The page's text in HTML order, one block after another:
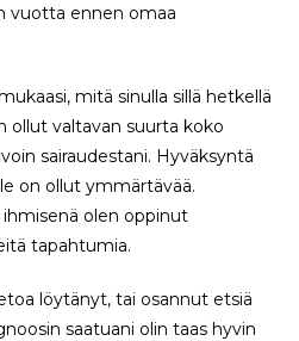
vuotta ennen omaa
mitä sinulla sillä hetkellä
ollut valtavan suurta koko
sairaudestani. Hyväksyntä
on ollut ymmärtävää.
olen oppinut
tapahtumia.
löytänyt, tai osannut etsiä
saatuani olin taas hyvin